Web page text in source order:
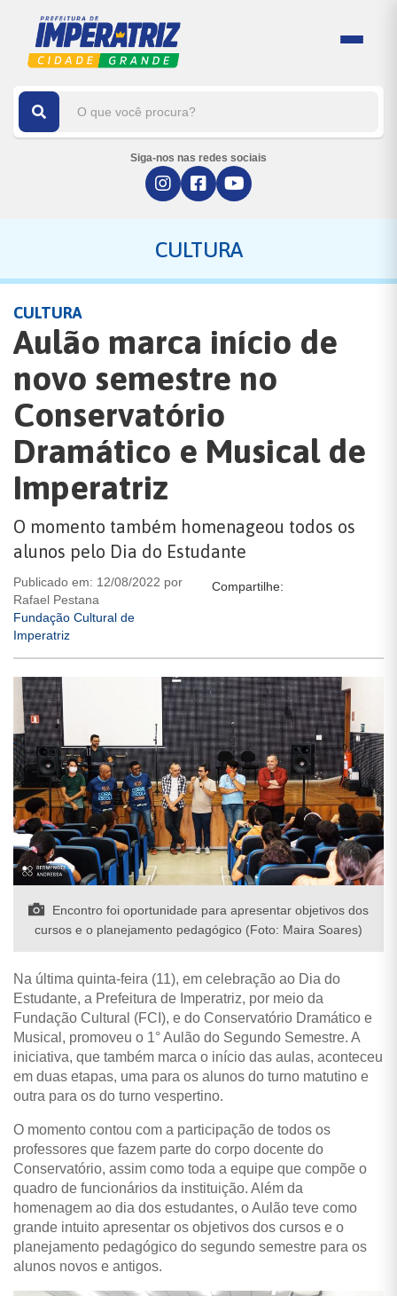
Siga-nos nas redes sociais
CULTURA
CULTURA
Aulão marca início de
novo semestre no
Conservatório
Dramático e Musical de
Imperatriz
O momento também homenageou todos os
alunos pelo Dia do Estudante
Publicado em: 12/08/2022 por
Rafael Pestana
Fundação Cultural de
Imperatriz
Compartilhe:
Encontro foi oportunidade para apresentar objetivos dos
cursos e o planejamento pedagógico (Foto: Maira Soares)
Na última quinta-feira (11), em celebração ao Dia do
Estudante, a Prefeitura de Imperatriz, por meio da
Fundação Cultural (FCI), e do Conservatório Dramático e
Musical, promoveu o 1° Aulão do Segundo Semestre. A
iniciativa, que também marca o início das aulas, aconteceu
em duas etapas, uma para os alunos do turno matutino e
outra para os do turno vespertino.
O momento contou com a participação de todos os
professores que fazem parte do corpo docente do
Conservatório, assim como toda a equipe que compõe o
quadro de funcionários da instituição. Além da
homenagem ao dia dos estudantes, o Aulão teve como
grande intuito apresentar os objetivos dos cursos e o
planejamento pedagógico do segundo semestre para os
alunos novos e antigos.